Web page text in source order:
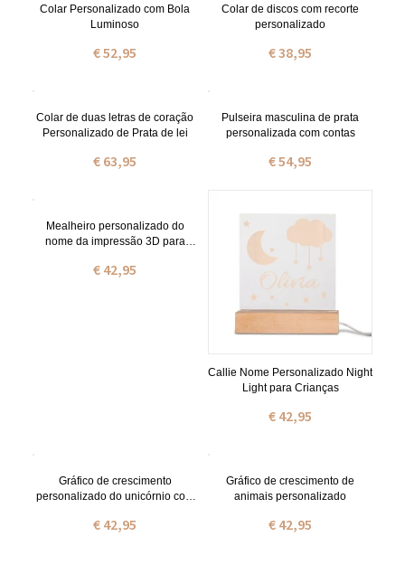
Colar Personalizado com Bola
Luminoso
€ 52,95
Colar de discos com recorte
personalizado
€ 38,95
Colar de duas letras de coração
Personalizado de Prata de lei
€ 63,95
Pulseira masculina de prata
personalizada com contas
€ 54,95
Mealheiro personalizado do
nome da impressão 3D para
€ 42,95
Callie Nome Personalizado Night
Light para Crianças
€ 42,95
Gráfico de crescimento
personalizado do unicórnio com
€ 42,95
Gráfico de crescimento de
animais personalizado
€ 42,95